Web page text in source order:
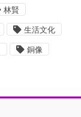
林賢
生活文化
銅像